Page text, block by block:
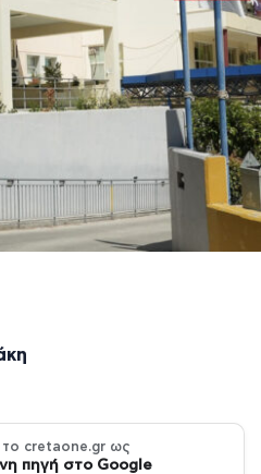
το cretaone.gr ως
πηγή στο Google